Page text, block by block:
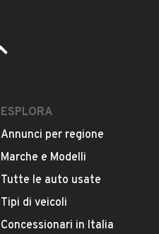
ESPLORA
Annunci per regione
Marche e Modelli
Tutte le auto usate
Tipi di veicoli
Concessionari in Italia